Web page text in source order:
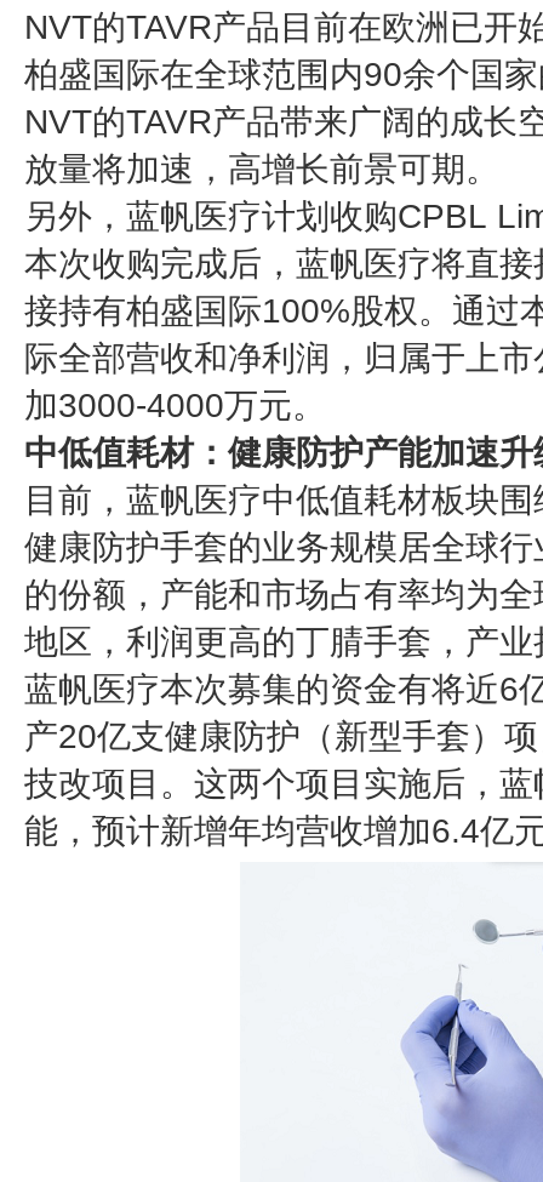
NVT的TAVR产品目前在欧洲已开
柏盛国际在全球范围内90余个国
NVT的TAVR产品带来广阔的成长
放量将加速，高增长前景可期。
另外，蓝帆医疗计划收购CPBL
本次收购完成后，蓝帆医疗将直
接持有柏盛国际100%股权。通过
际全部营收和净利润，归属于上
加3000-4000万元。
中低值耗材：健康防护产能加速
目前，蓝帆医疗中低值耗材板块
健康防护手套的业务规模居全球
的份额，产能和市场占有率均为
地区，利润更高的丁腈手套，产
蓝帆医疗本次募集的资金有将近6
产20亿支健康防护（新型手套）
技改项目。这两个项目实施后，
能，预计新增年均营收增加6.4亿